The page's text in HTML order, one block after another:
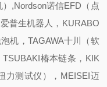
,Nordson诺信EFD（点
普生机器人，KURABO
机，TAGAWA十川（软
椿本链条，KIK
力测试仪），MEISEI迈